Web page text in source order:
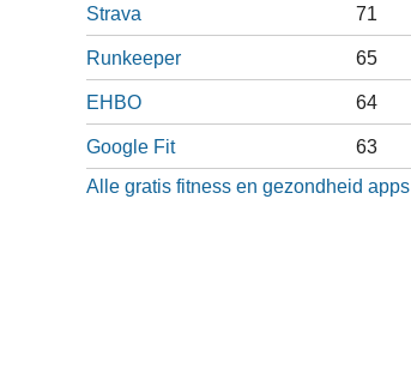
Strava 71
Runkeeper 65
EHBO 64
Google Fit
63
Alle gratis fitness en gezondheid apps